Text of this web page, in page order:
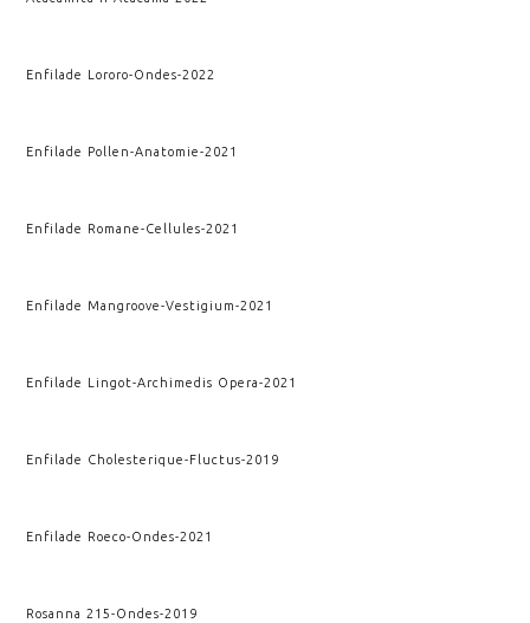
Enfilade Lororo-Ondes-2022
Enfilade Pollen-Anatomie-2021
Enfilade Romane-Cellules-2021
Enfilade Mangroove-Vestigium-2021
Enfilade Lingot-Archimedis Opera-2021
Enfilade Cholesterique-Fluctus-2019
Enfilade Roeco-Ondes-2021
Rosanna 215-Ondes-2019